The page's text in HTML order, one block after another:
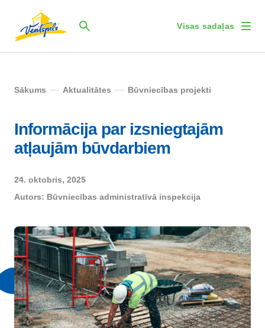
Visas sadaļas
Sākums Aktualitātes Būvniecības projekti
Informācija par izsniegtajām
atļaujām būvdarbiem
24. oktobris, 2025
Autors: Būvniecības administratīvā inspekcija